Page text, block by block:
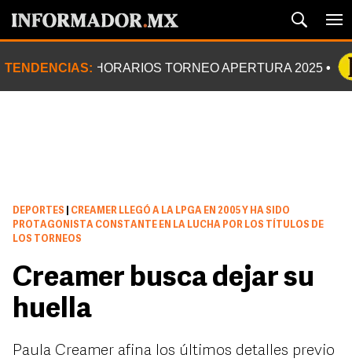
TENDENCIAS: HORARIOS TORNEO APERTURA 2025
DEPORTES
CREAMER LLEGÓ A LA LPGA EN 2005 Y HA SIDO
PROTAGONISTA CONSTANTE EN LA LUCHA POR LOS TÍTULOS DE
LOS TORNEOS
Creamer busca dejar su
huella
Paula Creamer afina los últimos detalles previo